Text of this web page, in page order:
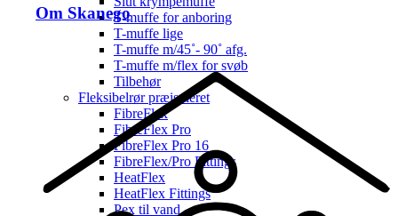
Om SkanegoT-muffe for anboring
T-muffe lige
T-muffe m/45˚- 90˚ afg.
T-muffe m/flex for svøb
Tilbehør
Fleksibelrør præisoleret
FibreFlex
FibreFlex Pro
FibreFlex Pro 16
FibreFlex/Pro Fittings
HeatFlex
HeatFlex Fittings
Pex til vand